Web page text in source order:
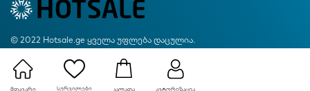
მთავარი სურვილები კალათა ავტორიზაცია
© 2022 Hotsale.ge ყველა უფლება დაცულია.
Created by Proservice